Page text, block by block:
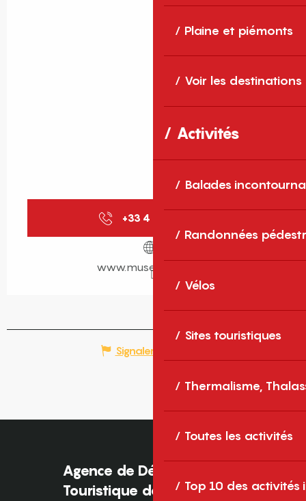
Plaine et piémonts
Voir les destinations
Activités
Balades
Randonnées
Vélos
Sites touristiques
Thermalisme,
Toutes les activités
Top 10 des activités
+33 4 68 66 19
www.musee-rigaud.fr
Signaler une erreur
Agence de Développement
Touristique des Pyrénées-